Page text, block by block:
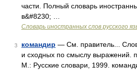
части. Полный словарь
в&#8230; …
Словарь иностранных слов русского
3 командир — См. правитель...
и сходных по смыслу выражений.
М.: Русские словари, 1999.